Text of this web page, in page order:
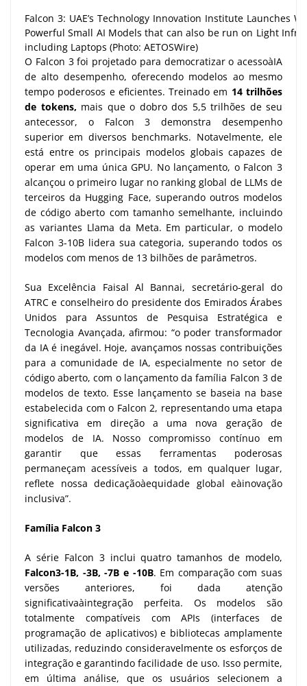
Falcon 3: UAE’s Technology Innovation Institute Launches
Powerful Small AI Models that can also be run on Light
including Laptops (Photo: AETOSWire)
O Falcon 3 foi projetado para democratizar o acessoàIA
de alto desempenho, oferecendo modelos ao mesmo
tempo poderosos e eficientes. Treinado em 14 trilhões
de tokens, mais que o dobro dos 5,5 trilhões de seu
antecessor, o Falcon 3 demonstra desempenho
superior em diversos benchmarks. Notavelmente, ele
está entre os principais modelos globais capazes de
operar em uma única GPU. No lançamento, o Falcon 3
alcançou o primeiro lugar no ranking global de LLMs de
terceiros da Hugging Face, superando outros modelos
de código aberto com tamanho semelhante, incluindo
as variantes Llama da Meta. Em particular, o modelo
Falcon 3-10B lidera sua categoria, superando todos os
modelos com menos de 13 bilhões de parâmetros.
Sua Excelência Faisal Al Bannai, secretário-geral do
ATRC e conselheiro do presidente dos Emirados Árabes
Unidos para Assuntos de Pesquisa Estratégica e
Tecnologia Avançada, afirmou: “o poder transformador
da IA é inegável. Hoje, avançamos nossas contribuições
para a comunidade de IA, especialmente no setor de
código aberto, com o lançamento da família Falcon 3 de
modelos de texto. Esse lançamento se baseia na base
estabelecida com o Falcon 2, representando uma etapa
significativa em direção a uma nova geração de
modelos de IA. Nosso compromisso contínuo em
garantir que essas ferramentas poderosas
permaneçam acessíveis a todos, em qualquer lugar,
reflete nossa dedicaçãoàequidade global eàinovação
inclusiva”.
Família Falcon 3
A série Falcon 3 inclui quatro tamanhos de modelo,
Falcon3-1B, -3B, -7B e -10B. Em comparação com suas
versões anteriores, foi dada atenção
significativaàintegração perfeita. Os modelos são
totalmente compatíveis com APIs (interfaces de
programação de aplicativos) e bibliotecas amplamente
utilizadas, reduzindo consideravelmente os esforços de
integração e garantindo facilidade de uso. Isso permite,
em última análise, que os usuários selecionem a